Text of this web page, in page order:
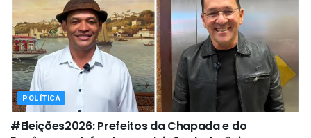
POLÍTICA
#Eleições2026: Prefeitos da Chapada e do